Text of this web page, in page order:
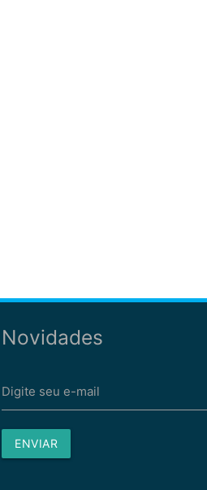
Novidades
Digite seu e-mail
ENVIAR